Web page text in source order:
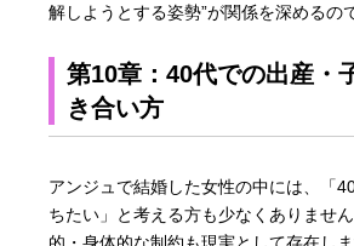
解しようとする姿勢”が関係を深めるの
第10章：40代での出産・
き合い方
アンジュで結婚した女性の中には、「
ちたい」と考える方も少なくありませ